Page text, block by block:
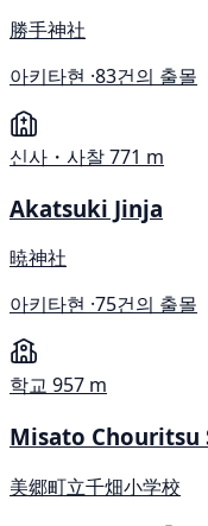
勝手神社
아키타현 ·83건의 출몰
신사・사찰771 m
Akatsuki Jinja
暁神社
아키타현 ·75건의 출몰
학교 957 m
Misato Chouritsu
美郷町立千畑小学校